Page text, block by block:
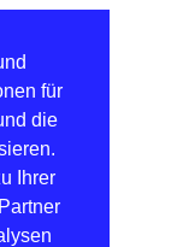
für
die
Ihrer